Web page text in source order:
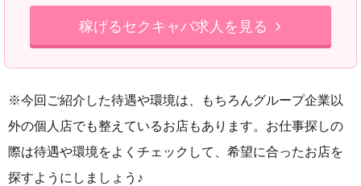
稼げるセクキャバ求人を見る
※今回ご紹介した待遇や環境は、もちろんグループ企業以
外の個人店でも整えているお店もあります。お仕事探しの
際は待遇や環境をよくチェックして、希望に合ったお店を
探すようにしましょう♪